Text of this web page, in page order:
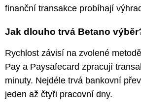
finanční transakce probíhají
Jak dlouho trvá Betano
Rychlost závisí na zvolené
Pay a Paysafecard zpracují
minuty. Nejdéle trvá bankovní
jeden až čtyři pracovní dny.